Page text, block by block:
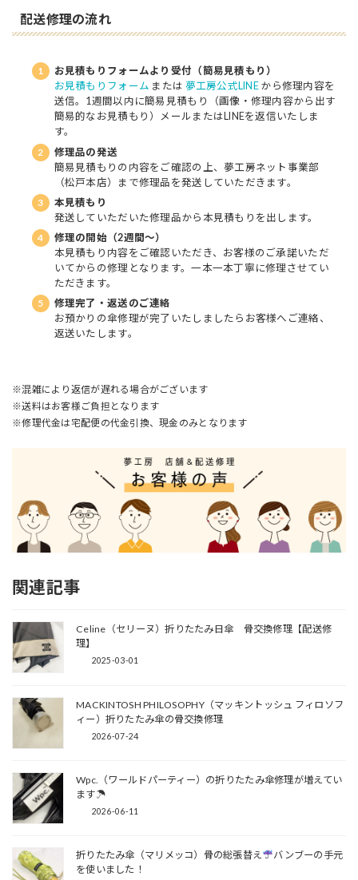
配送修理の流れ
お見積もりフォームより受付（簡易見積もり）
お見積もりフォーム または 夢工房公式LINE から修理内容を
送信。1週間以内に簡易見積もり（画像・修理内容から出す
簡易的なお見積もり）メールまたはLINEを返信いたしま
す。
修理品の発送
簡易見積もりの内容をご確認の上、夢工房ネット事業部
（松戸本店）まで修理品を発送していただきます。
本見積もり
発送していただいた修理品から本見積もりを出します。
修理の開始（2週間～）
本見積もり内容をご確認いただき、お客様のご承諾いただ
いてからの修理となります。一本一本丁寧に修理させてい
ただきます。
修理完了・返送のご連絡
お預かりの傘修理が完了いたしましたらお客様へご連絡、
返送いたします。
※混雑により返信が遅れる場合がございます
※送料はお客様ご負担となります
※修理代金は宅配便の代金引換、現金のみとなります
関連記事
Celine（セリーヌ）折りたたみ日傘 骨交換修理【配送修
理】
2025-03-01
MACKINTOSH PHILOSOPHY（マッキントッシュ フィロソフ
ィー）折りたたみ傘の骨交換修理
2026-07-24
Wpc.（ワールドパーティー）の折りたたみ傘修理が増えてい
ます☂
2026-06-11
折りたたみ傘（マリメッコ）骨の総張替え
バンブーの手元
を使いました！